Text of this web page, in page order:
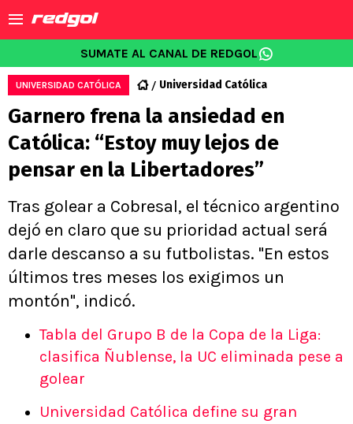
SUMATE AL CANAL DE REDGOL
UNIVERSIDAD CATÓLICA Universidad Católica
Garnero frena la ansiedad en
Católica: “Estoy muy lejos de
pensar en la Libertadores”
Tras golear a Cobresal, el técnico argentino
dejó en claro que su prioridad actual será
darle descanso a su futbolistas. "En estos
últimos tres meses los exigimos un
montón", indicó.
Tabla del Grupo B de la Copa de la Liga:
clasifica Ñublense, la UC eliminada pese a
golear
Universidad Católica define su gran